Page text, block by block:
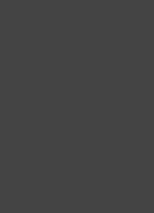
ему прописали
в Минздрав
к тому